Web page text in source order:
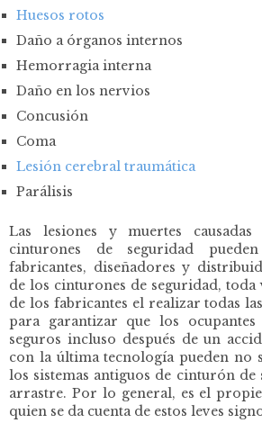
Huesos rotos
Daño a órganos internos
Hemorragia interna
Daño en los nervios
Concusión
Coma
Lesión cerebral traumática
Parálisis
Las lesiones y muertes
cinturones de seguridad
fabricantes, diseñadores y
de los cinturones de seguridad, toda
de los fabricantes el realizar todas
para garantizar que los
seguros incluso después de un
con la última tecnología pueden no
los sistemas antiguos de cinturón
arrastre. Por lo general, es el
quien se da cuenta de estos leves